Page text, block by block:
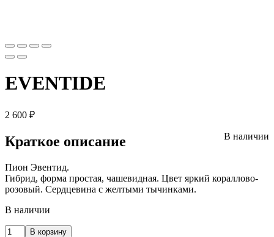
EVENTIDE
2 600 ₽
В наличии
Краткое описание
Пион Эвентид.
Гибрид, форма простая, чашевидная. Цвет яркий кораллово-
розовый. Сердцевина с желтыми тычинками.
В наличии
В корзину